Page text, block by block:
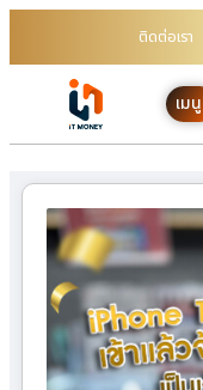
ติดต่อเรา
เมนู